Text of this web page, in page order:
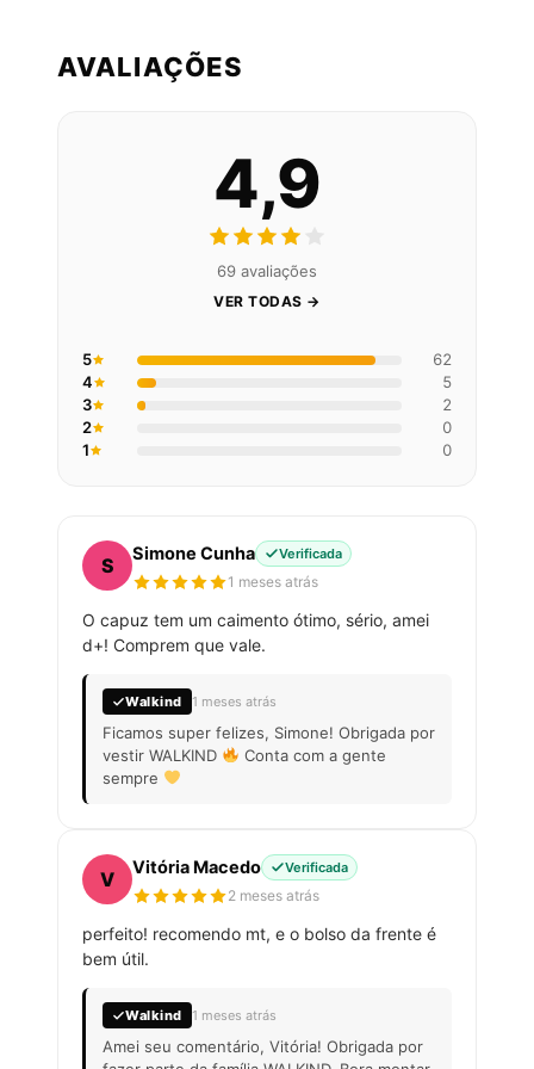
AVALIAÇÕES
4,9
69 avaliações
VER TODAS →
5
62
4
5
3
2
2
0
1
0
S
Simone Cunha Verificada
1 meses atrás
O capuz tem um caimento ótimo, sério, amei
d+! Comprem que vale.
Walkind 1 meses atrás
Ficamos super felizes, Simone! Obrigada por
vestir WALKIND
Conta com a gente
sempre
V
Vitória Macedo Verificada
2 meses atrás
perfeito! recomendo mt, e o bolso da frente é
bem útil.
Walkind 1 meses atrás
Amei seu comentário, Vitória! Obrigada por